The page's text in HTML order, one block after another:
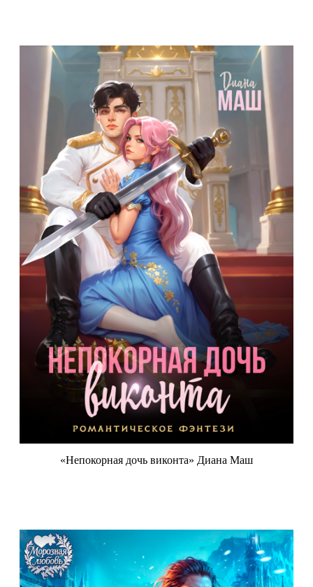
«Непокорная дочь виконта» Диана Маш